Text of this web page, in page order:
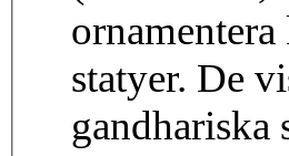
statyer. De